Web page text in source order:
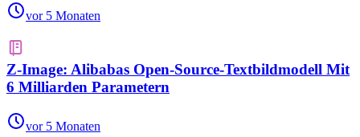
vor 5 Monaten
Z-Image: Alibabas Open-Source-Textbildmodell Mit
6 Milliarden Parametern
vor 5 Monaten